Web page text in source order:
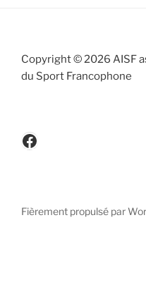
Copyright © 2026 AISF
du Sport Francophone
Fièrement propulsé par